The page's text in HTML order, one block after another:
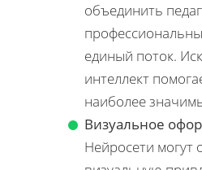
объединить
единый поток.
интеллект
наиболее
Визуальное
Нейросети могут